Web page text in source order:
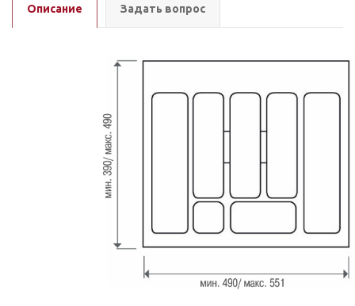
Описание Задать вопрос